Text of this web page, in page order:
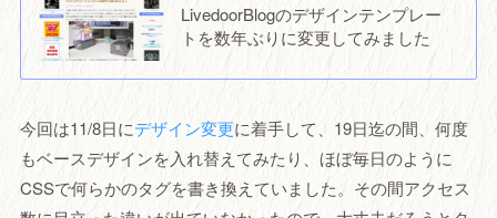
LivedoorBlogのデザインテンプレー
トを数年ぶりに変更してみました
今回は11/8日にデザイン変更に着手して、19日迄の間、何度
もベースデザインを入れ替えてみたり、ほぼ毎日のように
CSSで何らかのタグを書き換えていました。その間アクセス